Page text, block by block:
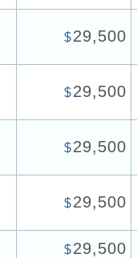
$29,500
$29,500
$29,500
$29,500
$29,500